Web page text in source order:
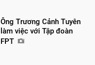
Ông Trương Cảnh Tuyên
làm việc với Tập đoàn
FPT